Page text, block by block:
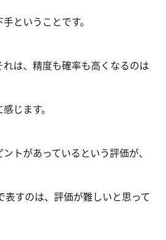
ということです。
は、精度も確率も高くなるのは
じます。
トがあっているという評価が、
表すのは、評価が難しいと思って